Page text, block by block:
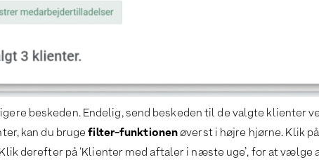
beskeden. Endelig, send beskeden til de valgte klienter
kan du brugefilter-funktionenøverst i højre hjørne. Klik
derefter på ‘Klienter med aftaler i næste uge’, for at